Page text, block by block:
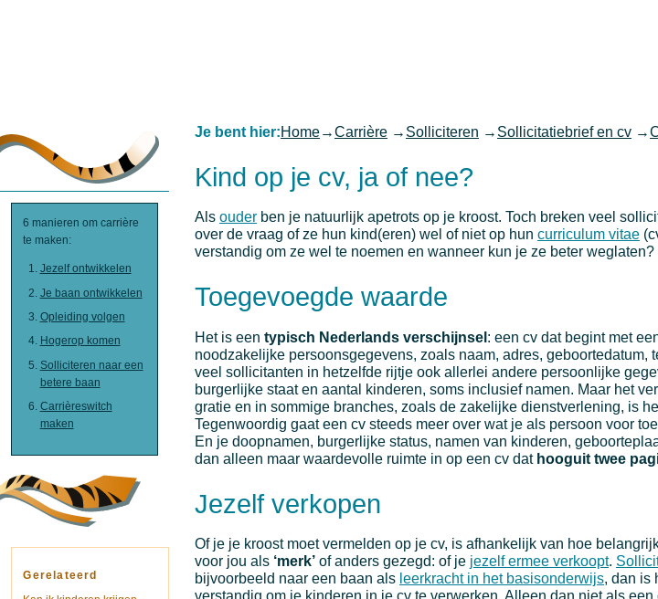
Kind op je cv, ja of nee?
Als ouder ben je natuurlijk apetrots op je kroost. Toch breken veel
over de vraag of ze hun kind(eren) wel of niet op hun curriculum vitae
verstandig om ze wel te noemen en wanneer kun je ze beter weglaten?
Toegevoegde waarde
Het is een typisch Nederlands verschijnsel : een cv dat begint met
noodzakelijke persoonsgegevens, zoals naam, adres, geboortedatum,
veel sollicitanten in hetzelfde rijtje ook allerlei andere persoonlijke
burgerlijke staat en aantal kinderen, soms inclusief namen. Maar het
gratie en in sommige branches, zoals de zakelijke dienstverlening, is
Tegenwoordig gaat een cv steeds meer over wat je als persoon voor
En je doopnamen, burgerlijke status, namen van kinderen,
dan alleen maar waardevolle ruimte in op een cv dat hooguit twee
Jezelf verkopen
Of je je kroost moet vermelden op je cv, is afhankelijk van hoe
voor jou als ‘merk’ of anders gezegd: of je jezelf ermee verkoopt.
bijvoorbeeld naar een baan als leerkracht in het basisonderwijs, dan is
verstandig om je kinderen in je cv te verwerken. Alleen dan niet als een
Je bent hier:Home→Carrière → Solliciteren → Sollicitatiebrief en cv →
6 manieren om carrière
te maken:
Jezelf ontwikkelen
Je baan ontwikkelen
Opleiding volgen
Hogerop komen
Solliciteren naar een
betere baan
Carrièreswitch
maken
Gerelateerd